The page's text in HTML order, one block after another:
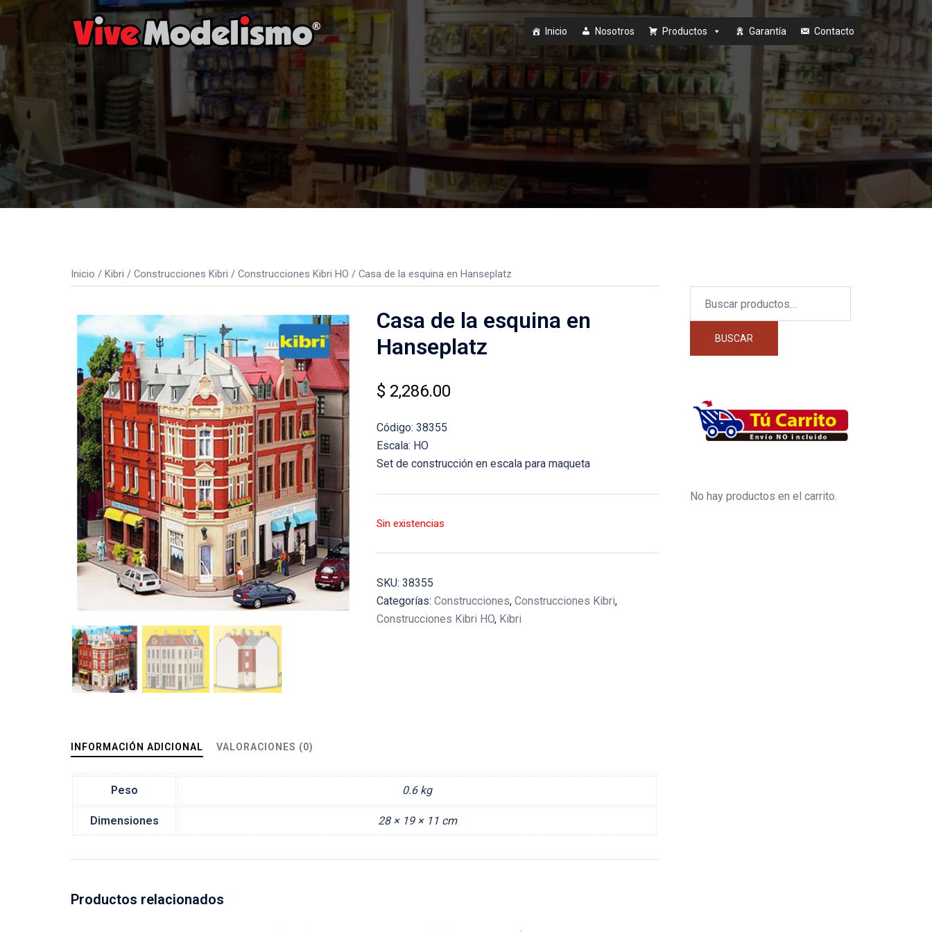
Saltar
contenido
Inicio Nosotros Productos Garantía Contacto
Inicio / Kibri / Construcciones Kibri / Construcciones Kibri HO / Casa de la esquina en Hanseplatz
Casa de la esquina en
Hanseplatz
$ 2,286.00
Código: 38355
Escala: HO
Set de construcción en escala para maqueta
Sin existencias
SKU: 38355
Categorías: Construcciones, Construcciones Kibri,
Construcciones Kibri HO, Kibri
INFORMACIÓN ADICIONAL VALORACIONES (0)
Peso 0.6 kg
Dimensiones 28 × 19 × 11 cm
Productos relacionados
por:
BUSCAR
No hay productos en el carrito.